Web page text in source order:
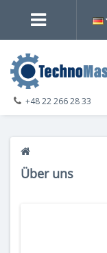
+48 22 266 28 33
Über uns